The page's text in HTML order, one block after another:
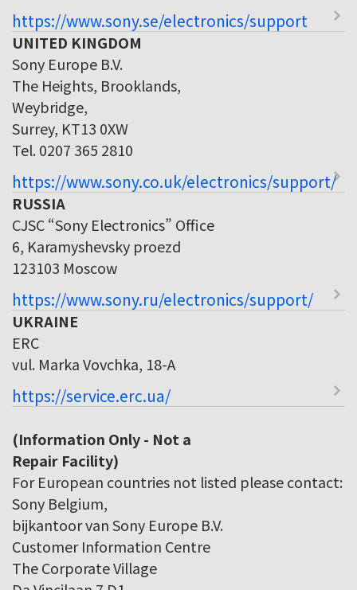
https://www.sony.se/electronics/support
UNITED KINGDOM
Sony Europe B.V.
The Heights, Brooklands,
Weybridge,
Surrey, KT13 0XW
Tel. 0207 365 2810
https://www.sony.co.uk/electronics/support/
RUSSIA
CJSC “Sony Electronics” Office
6, Karamyshevsky proezd
123103 Moscow
https://www.sony.ru/electronics/support/
UKRAINE
ERC
vul. Marka Vovchka, 18-A
https://service.erc.ua/
(Information Only - Not a
Repair Facility)
For European countries not listed please contact:
Sony Belgium,
bijkantoor van Sony Europe B.V.
Customer Information Centre
The Corporate Village